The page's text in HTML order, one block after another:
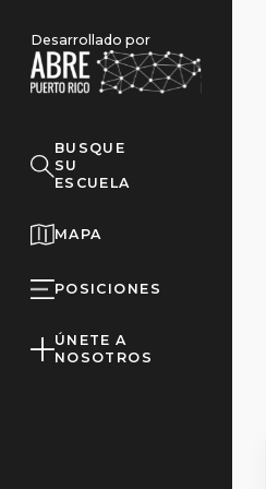
Desarrollado por
BUSQUE
SU
ESCUELA
MAPA
POSICIONES
ÚNETE A
NOSOTROS